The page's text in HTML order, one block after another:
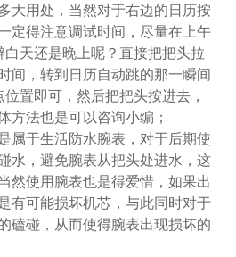
大用处，当然对于右边的日历按
定得注意调试时间，尽量在上午
天还是晚上呢？直接把把头拉
间，转到日历自动跳的那一瞬间
置即可，然后把把头按进去，
方法也是可以咨询小编；
属于生活防水腕表，对于后期使
水，避免腕表从把头处进水，这
然使用腕表也是得爱惜，如果出
有可能损坏机芯，与此同时对于
磕碰，从而使得腕表出现损坏的